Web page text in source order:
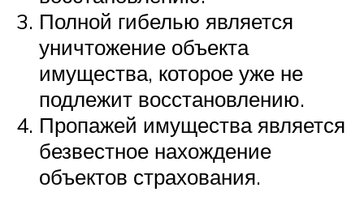
Полной гибелью является
уничтожение объекта
имущества, которое уже не
подлежит восстановлению.
Пропажей имущества является
безвестное нахождение
объектов страхования.